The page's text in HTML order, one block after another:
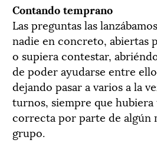
Contando temprano
Las preguntas las
nadie en concreto, abiertas
o supiera contestar,
de poder ayudarse entre
dejando pasar a varios a la
turnos, siempre que hubiera
correcta por parte de algún
grupo.